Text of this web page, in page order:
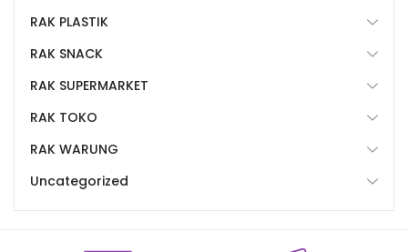
RAK PLASTIK
RAK SNACK
RAK SUPERMARKET
RAK TOKO
RAK WARUNG
Uncategorized